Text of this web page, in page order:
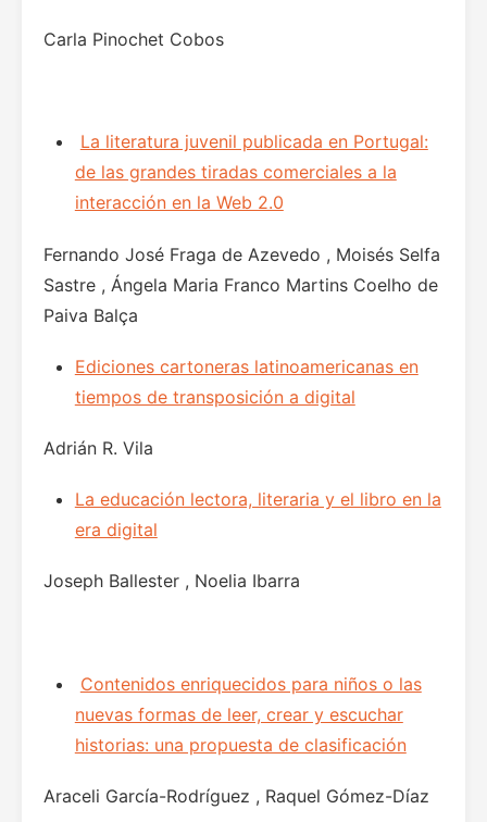
Carla Pinochet Cobos
La literatura juvenil publicada en Portugal:
de las grandes tiradas comerciales a la
interacción en la Web 2.0
Fernando José Fraga de Azevedo , Moisés Selfa
Sastre , Ángela Maria Franco Martins Coelho de
Paiva Balça
Ediciones cartoneras latinoamericanas en
tiempos de transposición a digital
Adrián R. Vila
La educación lectora, literaria y el libro en la
era digital
Joseph Ballester , Noelia Ibarra
Contenidos enriquecidos para niños o las
nuevas formas de leer, crear y escuchar
historias: una propuesta de clasificación
Araceli García-Rodríguez , Raquel Gómez-Díaz